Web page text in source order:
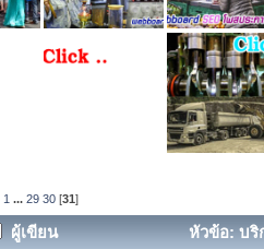
1 ...29 30 [31]
ผู้เขียน
หัวข้อ: บริ